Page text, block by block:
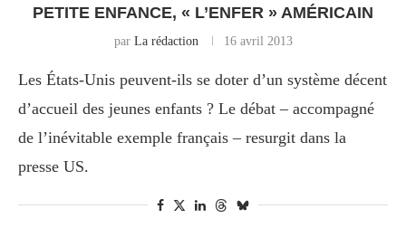
PETITE ENFANCE, « L’ENFER » AMÉRICAIN
par La rédaction 16 avril 2013
Les États-Unis peuvent-ils se doter d’un système décent
d’accueil des jeunes enfants ? Le débat – accompagné
de l’inévitable exemple français – resurgit dans la
presse US.